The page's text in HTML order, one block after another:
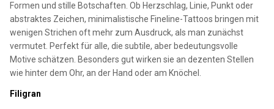
Formen und stille Botschaften. Ob Herzschlag, Linie, Punkt oder
abstraktes Zeichen, minimalistische Fineline-Tattoos bringen mit
wenigen Strichen oft mehr zum Ausdruck, als man zunächst
vermutet. Perfekt für alle, die subtile, aber bedeutungsvolle
Motive schätzen. Besonders gut wirken sie an dezenten Stellen
wie hinter dem Ohr, an der Hand oder am Knöchel.
Filigran